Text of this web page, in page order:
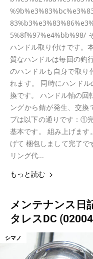
5%8f%97%e4%bb%98/
ハンドル取り付けです。
質なハンドルは毎回の釣
のハンドルも自身で取り
れます。 同時にハンド
換です。 ハンドル軸の回
ングから錆が発生、交換
プは以下の通りです：①
基本です。 組み上げます
げて 梱包しまして完了
リング代...
もっと読む
メンテナンス日
タレスDC
シマノ